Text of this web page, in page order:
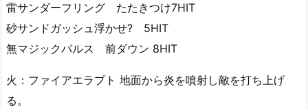
雷サンダーフリング たたきつけ7HIT
砂サンドガッシュ浮かせ? 5HIT
無マジックパルス 前ダウン 8HIT
火：ファイアエラプト 地面から炎を噴射し敵を打ち上げ
る。